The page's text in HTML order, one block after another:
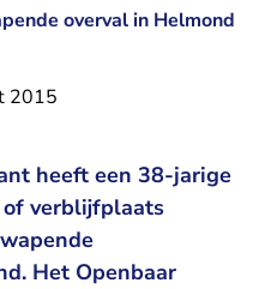
overval in Helmond
2015
heeft een 38-jarige
of verblijfplaats
Het Openbaar